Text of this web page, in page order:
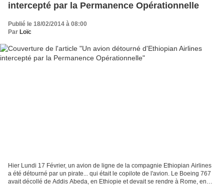
intercepté par la Permanence Opérationnelle
Publié le 18/02/2014 à 08:00
Par Loïc
Hier Lundi 17 Février, un avion de ligne de la compagnie Ethiopian Airlines
a été détourné par un pirate... qui était le copilote de l'avion. Le Boeing 767
avait décollé de Addis Abeda, en Ethiopie et devait se rendre à Rome, en